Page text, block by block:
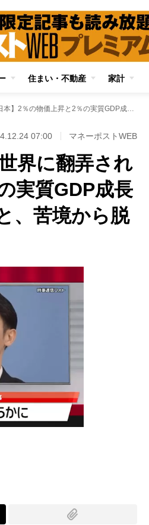
住まい・不動産 家計
【シンボルエコノミー化する世界に翻弄される日本】2％の物価上昇と2％の実質GDP成長の実現に拘泥する政府・日銀と、苦境から脱却できない国民生活
07:00 マネーポストWEB
界に翻弄され
実質GDP成長
、苦境から脱